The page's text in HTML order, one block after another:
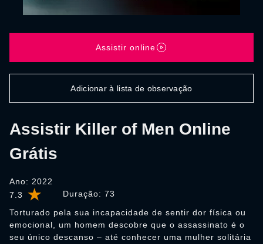
7.3 Duração: 73
Assistir Killer of Men Online
Grátis
Ano: 2022
Torturado pela sua incapacidade de sentir dor física ou
emocional, um homem descobre que o assassinato é o
seu único descanso – até conhecer uma mulher solitária
Assistir online
Adicionar à lista de observação